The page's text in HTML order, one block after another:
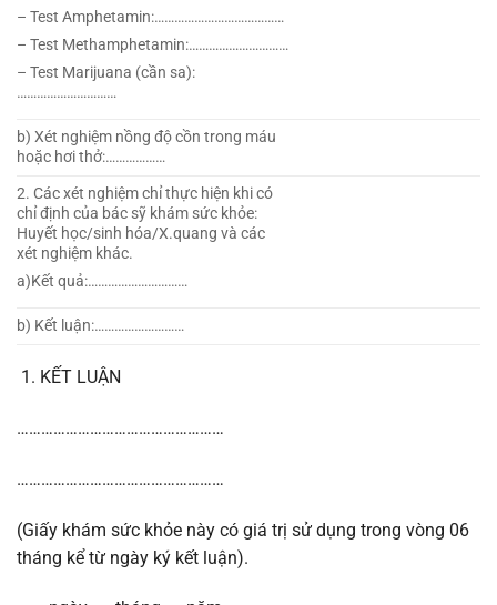
– Test Amphetamin:…………………………………
– Test Methamphetamin:…………………………
– Test Marijuana (cần sa):
…………………………
b) Xét nghiệm nồng độ cồn trong máu
hoặc hơi thở:………………
2. Các xét nghiệm chỉ thực hiện khi có
chỉ định của bác sỹ khám sức khỏe:
Huyết học/sinh hóa/X.quang và các
xét nghiệm khác.
a)Kết quả:…………………………
b) Kết luận:………………………
KẾT LUẬN
……………………………………………
……………………………………………
(Giấy khám sức khỏe này có giá trị sử dụng trong vòng 06
tháng kể từ ngày ký kết luận).